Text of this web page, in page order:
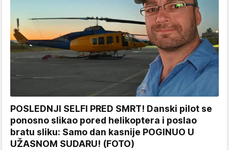
POSLEDNJI SELFI PRED SMRT! Danski pilot se
ponosno slikao pored helikoptera i poslao
bratu sliku: Samo dan kasnije POGINUO U
UŽASNOM SUDARU! (FOTO)